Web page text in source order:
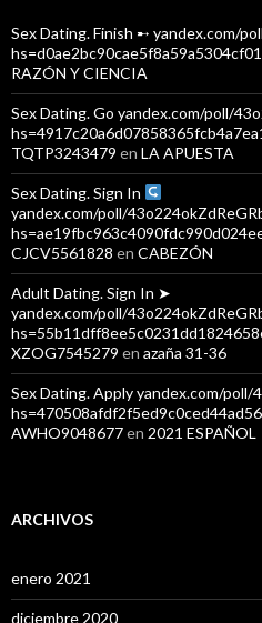
Sex Dating. Finish ➸ yandex.com/
RAZÓN Y CIENCIA
Sex Dating. Go yandex.com/poll/
TQTP3243479 en LA APUESTA
Sex Dating. Sign In
yandex.com/poll/
CJCV5561828 en CABEZÓN
Adult Dating. Sign In ➤
yandex.com/poll/
XZOG7545279 en azaña 31-36
Sex Dating. Apply yandex.com/poll/
AWHO9048677en 2021 ESPAÑOL
ARCHIVOS
enero 2021
diciembre 2020